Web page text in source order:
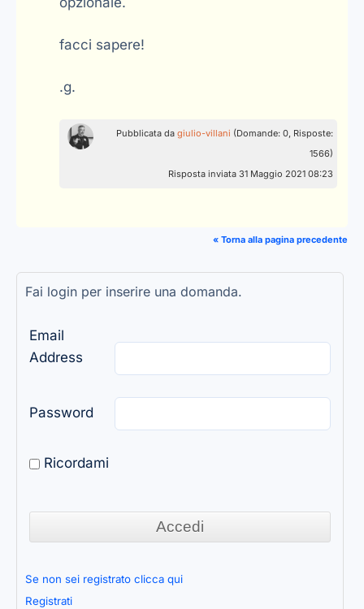
facci sapere!
.g.
Pubblicata da giulio-villani (Domande: 0, Risposte:
1566)
Risposta inviata 31 Maggio 2021 08:23
« Torna alla pagina precedente
Fai login per inserire una domanda.
Email
Address
Password
Ricordami
Se non sei registrato clicca qui
Registrati